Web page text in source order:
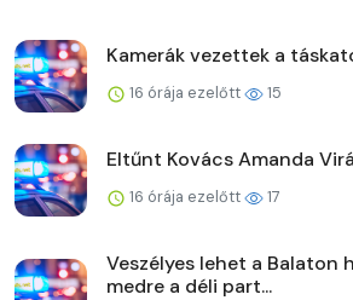
Kamerák vezettek a
16 órája ezelőtt 15
Eltűnt Kovács Amanda
16 órája ezelőtt 17
Veszélyes lehet a Balaton
medre a déli part...